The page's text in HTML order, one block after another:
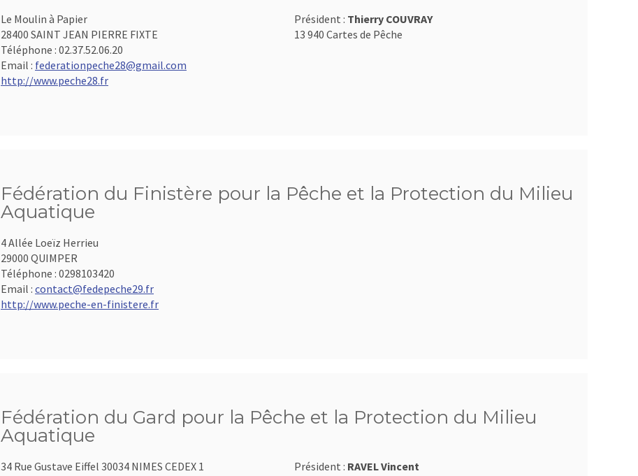
Le Moulin à Papier
28400 SAINT JEAN PIERRE FIXTE
Téléphone : 02.37.52.06.20
Email : federationpeche28@gmail.com
http://www.peche28.fr
Président : Thierry COUVRAY
13 940 Cartes de Pêche
Fédération du Finistère pour la Pêche et la Protection du Milieu
Aquatique
4 Allée Loeïz Herrieu
29000 QUIMPER
Téléphone : 0298103420
Email : contact@fedepeche29.fr
http://www.peche-en-finistere.fr
Fédération du Gard pour la Pêche et la Protection du Milieu
Aquatique
34 Rue Gustave Eiffel 30034 NIMES CEDEX 1
Président : RAVEL Vincent